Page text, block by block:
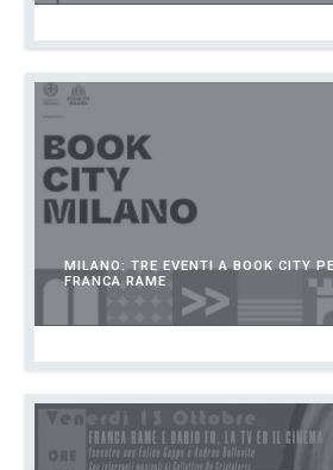
MILANO: TRE EVENTI A BOOK CITY
FRANCA RAME